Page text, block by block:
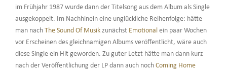
im Frühjahr 1987 wurde dann der Titelsong aus dem Album als Single
ausgekoppelt. Im Nachhinein eine unglückliche Reihenfolge: hätte
man nach The Sound Of Musikzunächst Emotional ein paar Wochen
vor Erscheinen des gleichnamigen Albums veröffentlicht, wäre auch
diese Single ein Hit geworden. Zu guter Letzt hätte man dann kurz
nach der Veröffentlichung der LP dann auch noch Coming Home